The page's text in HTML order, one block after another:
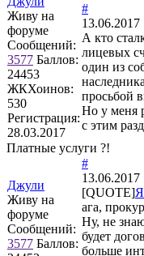
Живу на
форуме
Сообщений:
3577 Баллов:
24453
ЖКХоинов:
530
Регистрация:
28.03.2017
#
13.06.2017
А кто
лицевых
один из
просьбой
Но у меня
с этим
Платные услуги ?!
Джули
Живу на
форуме
Сообщений:
3577 Баллов:
#
13.06.2017
[QUOTE]
ага,
Ну, не
будет
больше